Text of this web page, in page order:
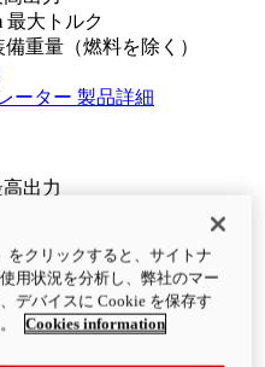
最大トルク
備重量（燃料を除く）
ーター 製品詳細
出力
ーター 製品詳細
をクリックすると、サイトナ
用状況を分析し、弊社のマー
デバイスに Cookie を保存す
Cookies information